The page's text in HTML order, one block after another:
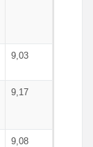
9,03
9,17
9,08